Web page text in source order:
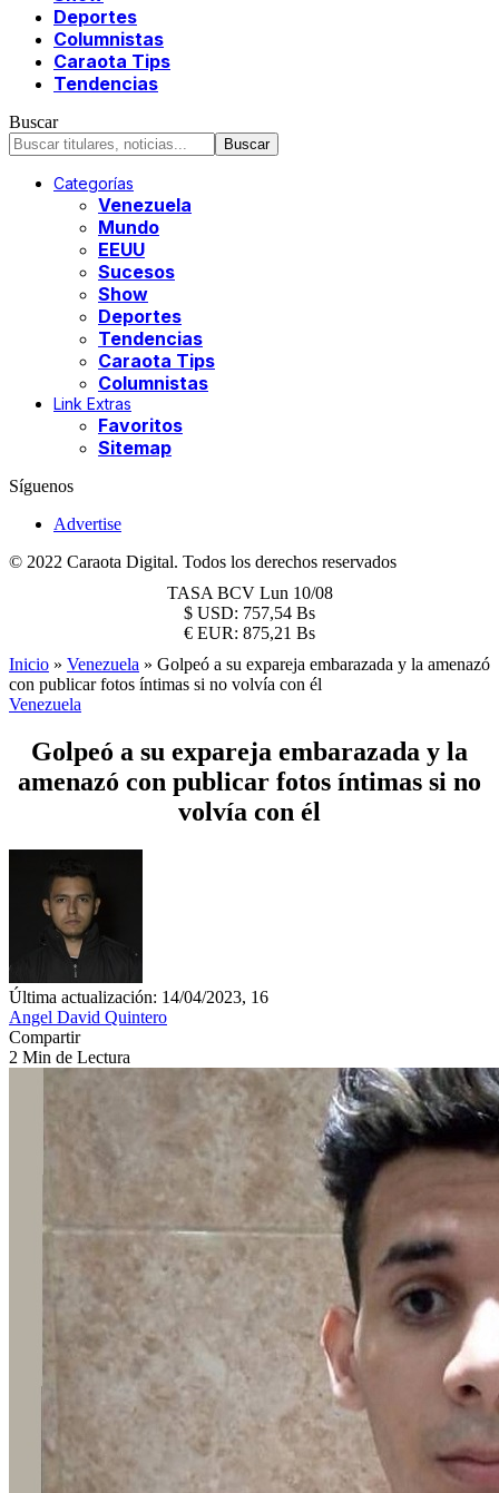
Deportes
Columnistas
Caraota Tips
Tendencias
Buscar
Categorías
Venezuela
Mundo
EEUU
Sucesos
Show
Deportes
Tendencias
Caraota Tips
Columnistas
Link Extras
Favoritos
Sitemap
Síguenos
Advertise
© 2022 Caraota Digital. Todos los derechos reservados
TASA BCV Lun 10/08
$ USD: 757,54 Bs
€ EUR: 875,21 Bs
Inicio » Venezuela » Golpeó a su expareja embarazada y la amenazó
con publicar fotos íntimas si no volvía con él
Venezuela
Golpeó a su expareja embarazada y la
amenazó con publicar fotos íntimas si no
volvía con él
Última actualización: 14/04/2023, 16
Angel David Quintero
Compartir
2 Min de Lectura